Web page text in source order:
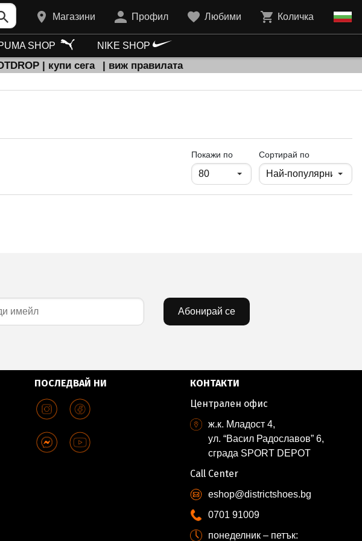
Магазини Профил Любими Количка
SHOP NIKE SHOP
| купи сега | виж правилата
Покажи попродукти на страница
Сортирай по
Абонирай се
ПОСЛЕДВАЙ НИ
КОНТАКТИ
Централен офис
ж.к. Младост 4,
ул. “Васил Радославов” 6,
сграда SPORT DEPOT
Call Center
eshop@districtshoes.bg
0701 91009
понеделник – петък: